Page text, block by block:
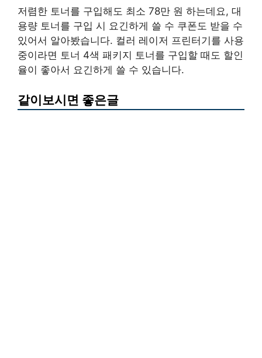
저렴한 토너를 구입해도 최소 78만 원 하는데요, 대
용량 토너를 구입 시 요긴하게 쓸 수 쿠폰도 받을 수
있어서 알아봤습니다. 컬러 레이저 프린터기를 사용
중이라면 토너 4색 패키지 토너를 구입할 때도 할인
율이 좋아서 요긴하게 쓸 수 있습니다.
같이보시면 좋은글